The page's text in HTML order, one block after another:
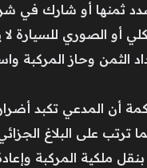
ثمنها أو شارك في
أو الصوري للسيارة
وحاز المركبة
أن المدعي تكبد
البلاغ الجزائي من
ملكية المركبة